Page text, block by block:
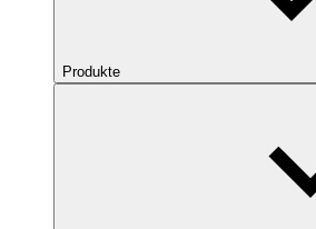
Produkte